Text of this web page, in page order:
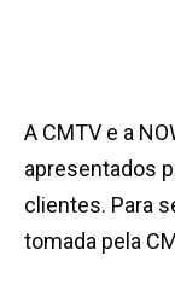
A CMTV e a
apresentados
clientes. Para
tomada pela